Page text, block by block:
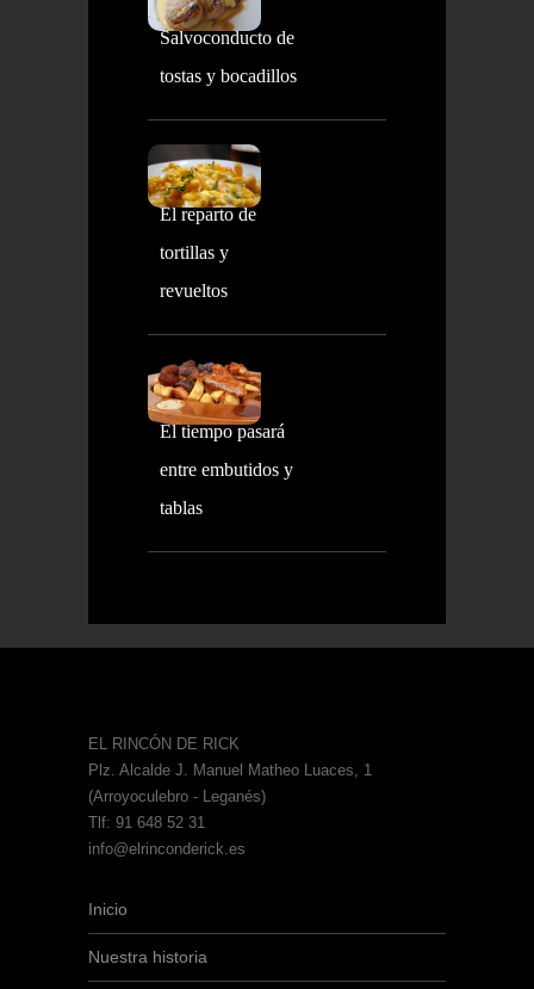
Salvoconducto de
tostas y bocadillos
El reparto de
tortillas y
revueltos
El tiempo pasará
entre embutidos y
tablas
EL RINCÓN DE RICK
Plz. Alcalde J. Manuel Matheo Luaces, 1
(Arroyoculebro - Leganés)
Tlf: 91 648 52 31
info@elrinconderick.es
Inicio
Nuestra historia